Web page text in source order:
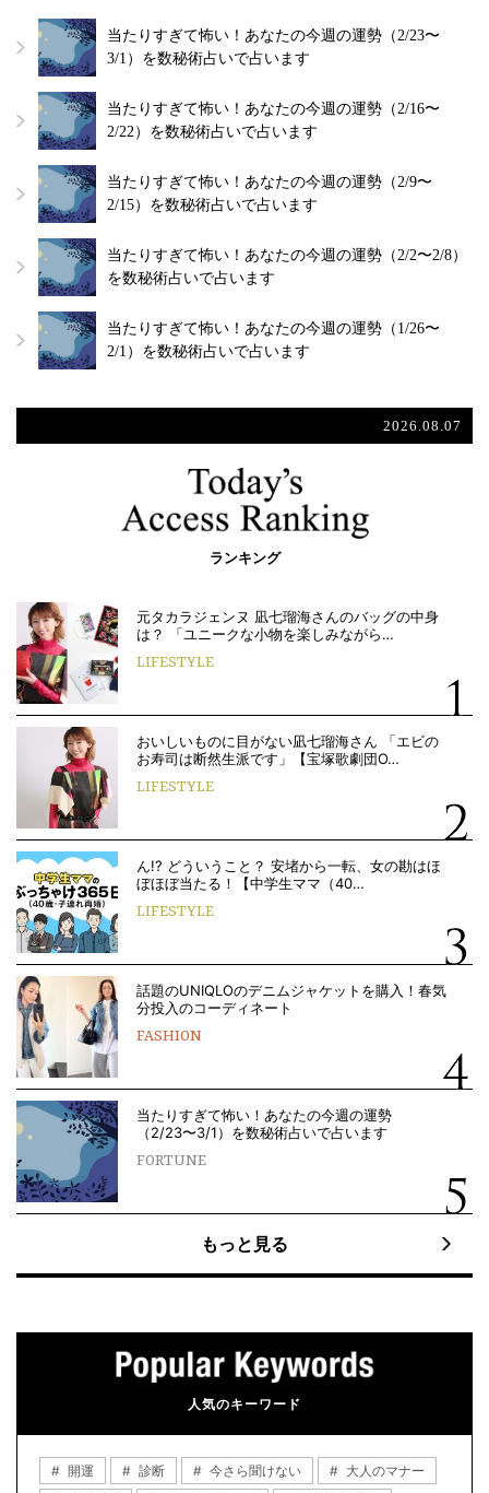
当たりすぎて怖い！あなたの今週の運勢（2/23〜
3/1）を数秘術占いで占います
当たりすぎて怖い！あなたの今週の運勢（2/16〜
2/22）を数秘術占いで占います
当たりすぎて怖い！あなたの今週の運勢（2/9〜
2/15）を数秘術占いで占います
当たりすぎて怖い！あなたの今週の運勢（2/2〜2/8）
を数秘術占いで占います
当たりすぎて怖い！あなたの今週の運勢（1/26〜
2/1）を数秘術占いで占います
2026.08.07
ランキング
元タカラジェンヌ 凪七瑠海さんのバッグの中身
は？ 「ユニークな小物を楽しみながら…
LIFESTYLE
おいしいものに目がない凪七瑠海さん 「エビの
お寿司は断然生派です」【宝塚歌劇団O…
LIFESTYLE
ん!? どういうこと？ 安堵から一転、女の勘はほ
ぼほぼ当たる！【中学生ママ（40…
LIFESTYLE
話題のUNIQLOのデニムジャケットを購入！春気
分投入のコーディネート
FASHION
当たりすぎて怖い！あなたの今週の運勢
（2/23〜3/1）を数秘術占いで占います
FORTUNE
もっと見る
人気のキーワード
開運 診断 今さら聞けない
大人のマナー